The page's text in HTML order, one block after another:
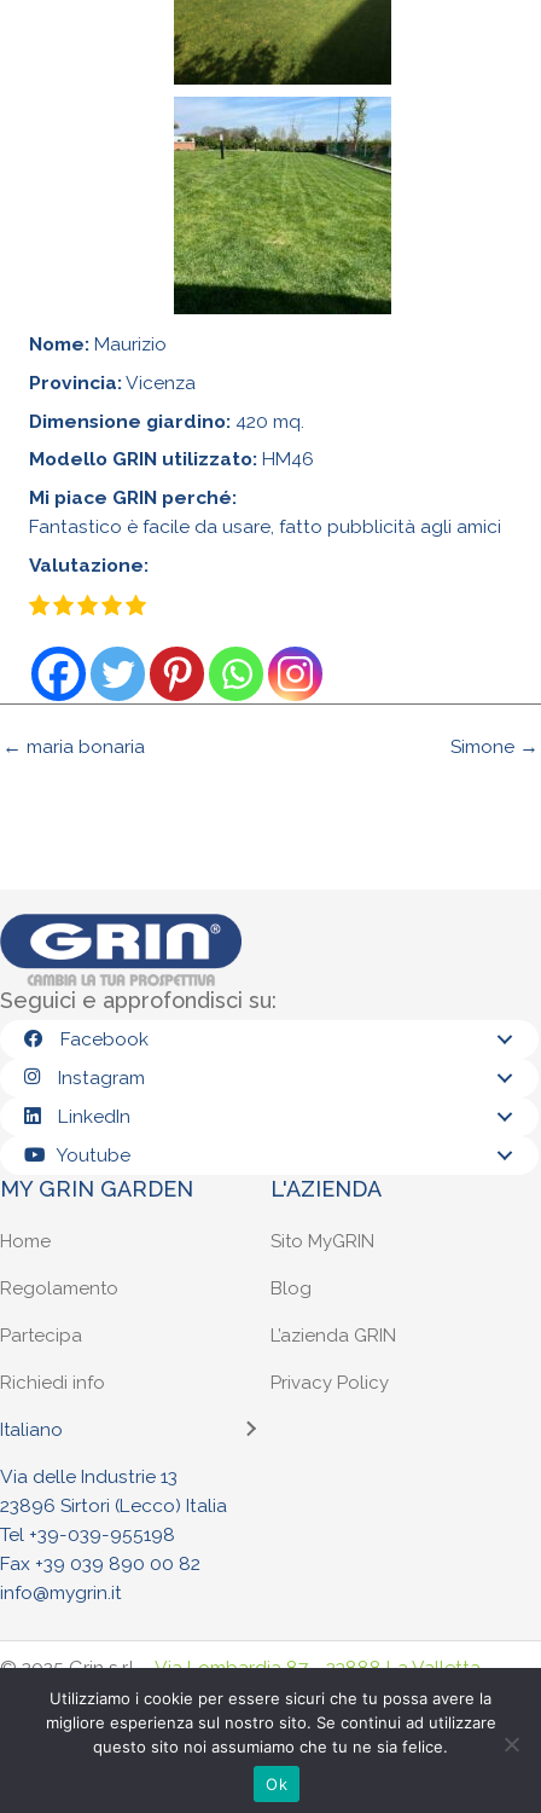
Nome: Maurizio
Provincia:Vicenza
Dimensione giardino: 420 mq.
Modello GRIN utilizzato: HM46
Mi piace GRIN perché:
Fantastico è facile da usare, fatto pubblicità agli amici
Valutazione:
← maria bonaria Simone →
Seguici e approfondisci su:
Facebook
Instagram
LinkedIn
Youtube
MY GRIN GARDEN
Home
Regolamento
Partecipa
Richiedi info
Italiano
L'AZIENDA
Sito MyGRIN
Blog
L’azienda GRIN
Privacy Policy
Via delle Industrie 13
23896 Sirtori (Lecco) Italia
Tel +39-039-955198
Fax +39 039 890 00 82
info@mygrin.it
© 2025 Grin s.r.l. -Via Lombardia 87 - 23888 La Valletta
Brianza (Lecco) Italia. - Tel. +39-039-955198 - Fax +39-039-
8900082
P.iva : IT04956970968 - R.E.A LC-301853 -Privacy Policy
Utilizziamo i cookie per essere sicuri che tu possa avere la
migliore esperienza sul nostro sito. Se continui ad utilizzare
questo sito noi assumiamo che tu ne sia felice.
Ok